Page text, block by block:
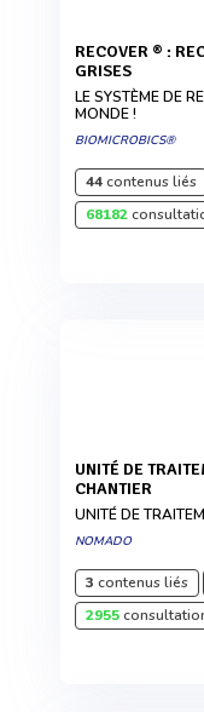
RECOVER ® : RECYCLAGE RÉSIDENTIEL DES EAUX
GRISES
LE SYSTÈME DE
MONDE !
BIOMICROBICS®
44contenus liés
68182
UNITÉ DE TRAITEMENT DES EFFLUENTS DE
CHANTIER
UNITÉ DE
NOMADO
3 contenus liés
2955